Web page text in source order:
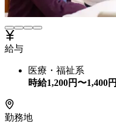
給与
医療・福祉系
時給1,200円〜1,400円
勤務地